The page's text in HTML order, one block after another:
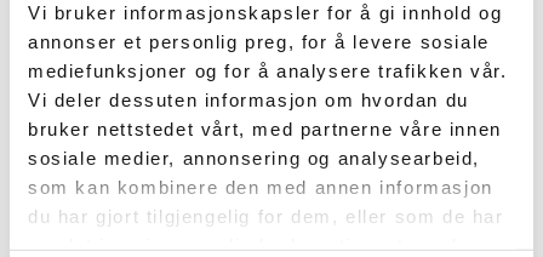
Vi bruker informasjonskapsler for å gi innhold og
annonser et personlig preg, for å levere sosiale
mediefunksjoner og for å analysere trafikken vår.
Vi deler dessuten informasjon om hvordan du
bruker nettstedet vårt, med partnerne våre innen
sosiale medier, annonsering og analysearbeid,
som kan kombinere den med annen informasjon
du har gjort tilgjengelig for dem, eller som de har
March 10, 2025
Vassbakk & Stol is building a
new head office in Haugaland
Business Park!